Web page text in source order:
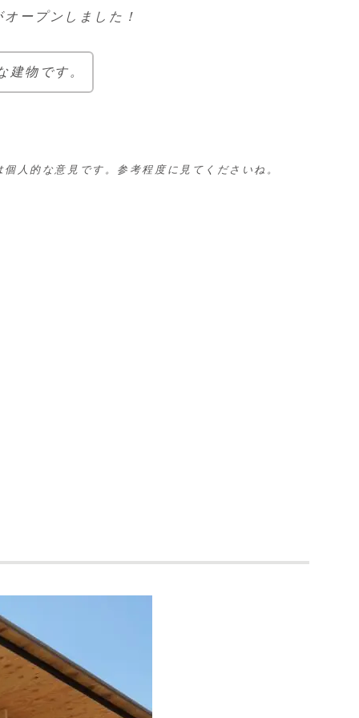
ープンしました！
建物です。
人的な意見です。参考程度に見てくださいね。